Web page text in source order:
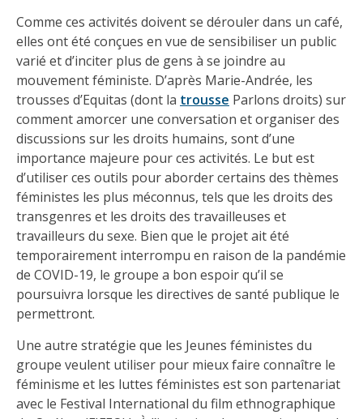
Comme ces activités doivent se dérouler dans un café,
elles ont été conçues en vue de sensibiliser un public
varié et d’inciter plus de gens à se joindre au
mouvement féministe. D’après Marie-Andrée, les
trousses d’Equitas (dont la trousse Parlons droits) sur
comment amorcer une conversation et organiser des
discussions sur les droits humains, sont d’une
importance majeure pour ces activités. Le but est
d’utiliser ces outils pour aborder certains des thèmes
féministes les plus méconnus, tels que les droits des
transgenres et les droits des travailleuses et
travailleurs du sexe. Bien que le projet ait été
temporairement interrompu en raison de la pandémie
de COVID-19, le groupe a bon espoir qu’il se
poursuivra lorsque les directives de santé publique le
permettront.
Une autre stratégie que les Jeunes féministes du
groupe veulent utiliser pour mieux faire connaître le
féminisme et les luttes féministes est son partenariat
avec le Festival International du film ethnographique